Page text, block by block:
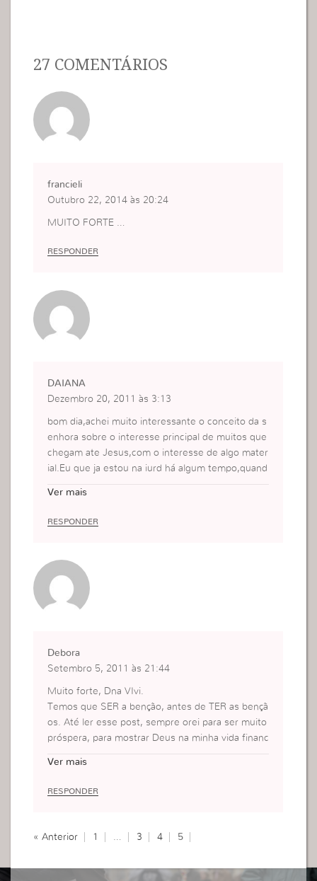
27 COMENTÁRIOS
francieli
Outubro 22, 2014 às 20:24
MUITO FORTE …
RESPONDER
DAIANA
Dezembro 20, 2011 às 3:13
bom dia,achei muito interessante o conceito da s
enhora sobre o interesse principal de muitos que
chegam ate Jesus,com o interesse de algo mater
ial.Eu que ja estou na iurd há algum tempo,quand
Ver mais
RESPONDER
Debora
Setembro 5, 2011 às 21:44
Muito forte, Dna VIvi.
Temos que SER a benção, antes de TER as bençã
os. Até ler esse post, sempre orei para ser muito
próspera, para mostrar Deus na minha vida financ
Ver mais
RESPONDER
« Anterior 1 … 3 4 5